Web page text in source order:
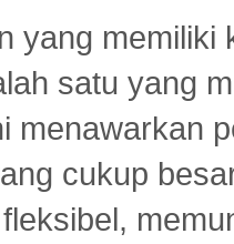
yang
satu yang
menawarkan
cukup